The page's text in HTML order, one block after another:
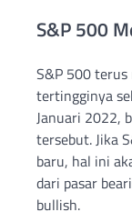
S&P 500
S&P 500
tertingginya
Januari 2022,
tersebut. Jika
baru, hal ini
dari pasar
bullish.